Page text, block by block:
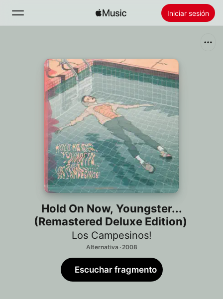
Iniciar sesión
Novedades
Instalar Apple Music
Hold On Now, Youngster...
(Remastered Deluxe Edition)
Los Campesinos!
Alternativa · 2008
Escuchar fragmento